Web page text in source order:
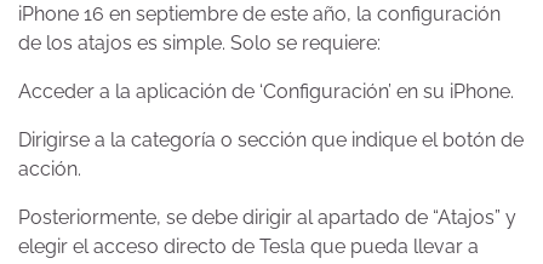
iPhone 16 en septiembre de este año, la configuración
de los atajos es simple. Solo se requiere:
Acceder a la aplicación de ‘Configuración’ en su iPhone.
Dirigirse a la categoría o sección que indique el botón de
acción.
Posteriormente, se debe dirigir al apartado de “Atajos” y
elegir el acceso directo de Tesla que pueda llevar a